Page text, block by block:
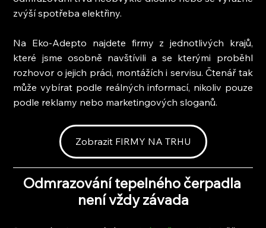
zvýší spotřeba elektřiny.
Na Eko-Adepto najdete firmy z jednotlivých krajů,
které jsme osobně navštívili a se kterými proběhl
rozhovor o jejich práci, montážích i servisu. Čtenář tak
může vybírat podle reálných informací, nikoliv pouze
podle reklamy nebo marketingových sloganů.
Zobrazit FIRMY NA TRHU
Odmrazování tepelného čerpadla
není vždy závada